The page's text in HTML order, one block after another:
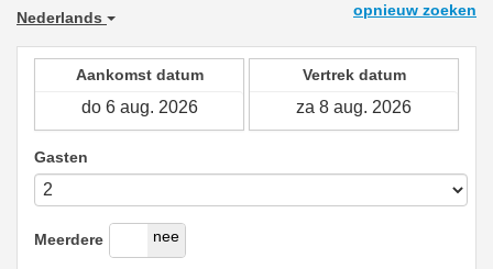
Nederlands opnieuw zoeken
Aankomst datum Vertrek datum
Gasten
Meerdere
ja nee